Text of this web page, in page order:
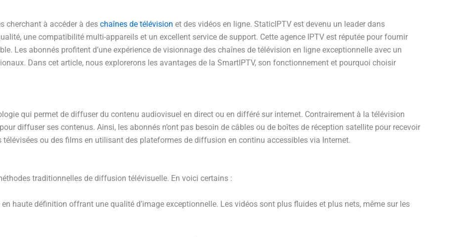
cherchant à accéder à des chaînes de télévision et des vidéos en ligne. StaticIPTV est devenu un leader dans
une compatibilité multi-appareils et un excellent service de support. Cette agence IPTV est réputée pour fournir
Les abonnés profitent d’une expérience de visionnage des chaînes de télévision en ligne exceptionnelle avec un
Dans cet article, nous explorerons les avantages de la SmartIPTV, son fonctionnement et pourquoi choisir
qui permet de diffuser du contenu audiovisuel en direct ou en différé sur internet. Contrairement à la télévision
diffuser ses contenus. Ainsi, les abonnés n’ont pas besoin de câbles ou de boîtes de réception satellite pour recevoir
télévisées ou des films en utilisant des plateformes de diffusion en continu accessibles via Internet.
traditionnelles de diffusion télévisuelle. En voici certains :
haute définition offrant une qualité d’image exceptionnelle. Les vidéos sont plus fluides et plus nets, même sur les